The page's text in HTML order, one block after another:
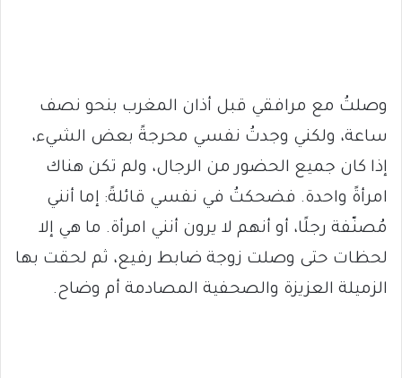
وصلتُ مع مرافقي قبل أذان المغرب بنحو نصف
ساعة، ولكني وجدتُ نفسي محرجةً بعض الشيء،
إذا كان جميع الحضور من الرجال، ولم تكن هناك
امرأةً واحدة. فضحكتُ في نفسي قائلةً: إما أنني
مُصنّفة رجلًا، أو أنهم لا يرون أنني امرأة. ما هي إلا
لحظات حتى وصلت زوجة ضابط رفيع، ثم لحقت بها
الزميلة العزيزة والصحفية المصادمة أم وضاح.